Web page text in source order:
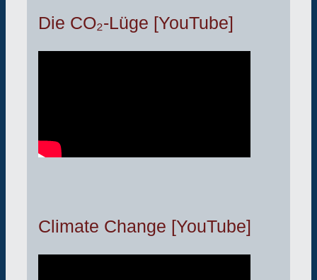
Die CO₂-Lüge [YouTube]
Climate Change [YouTube]